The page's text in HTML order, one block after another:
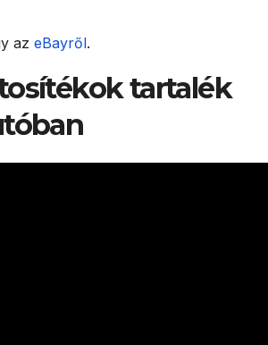
az eBayről.
tartalék